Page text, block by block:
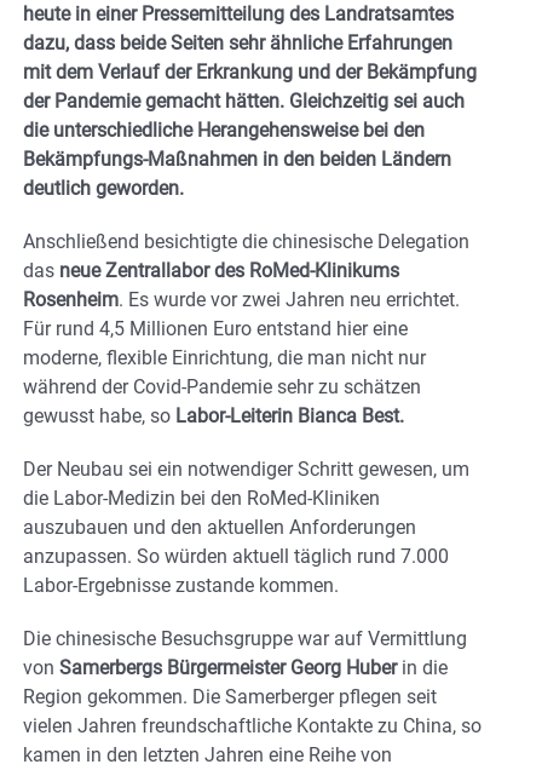
heute in einer Pressemitteilung des Landratsamtes
dazu, dass beide Seiten sehr ähnliche Erfahrungen
mit dem Verlauf der Erkrankung und der Bekämpfung
der Pandemie gemacht hätten. Gleichzeitig sei auch
die unterschiedliche Herangehensweise bei den
Bekämpfungs-Maßnahmen in den beiden Ländern
deutlich geworden.
Anschließend besichtigte die chinesische Delegation
das neue Zentrallabor des RoMed-Klinikums
Rosenheim. Es wurde vor zwei Jahren neu errichtet.
Für rund 4,5 Millionen Euro entstand hier eine
moderne, flexible Einrichtung, die man nicht nur
während der Covid-Pandemie sehr zu schätzen
gewusst habe, so Labor-Leiterin Bianca Best.
Der Neubau sei ein notwendiger Schritt gewesen, um
die Labor-Medizin bei den RoMed-Kliniken
auszubauen und den aktuellen Anforderungen
anzupassen. So würden aktuell täglich rund 7.000
Labor-Ergebnisse zustande kommen.
Die chinesische Besuchsgruppe war auf Vermittlung
von Samerbergs Bürgermeister Georg Huberin die
Region gekommen. Die Samerberger pflegen seit
vielen Jahren freundschaftliche Kontakte zu China, so
kamen in den letzten Jahren eine Reihe von